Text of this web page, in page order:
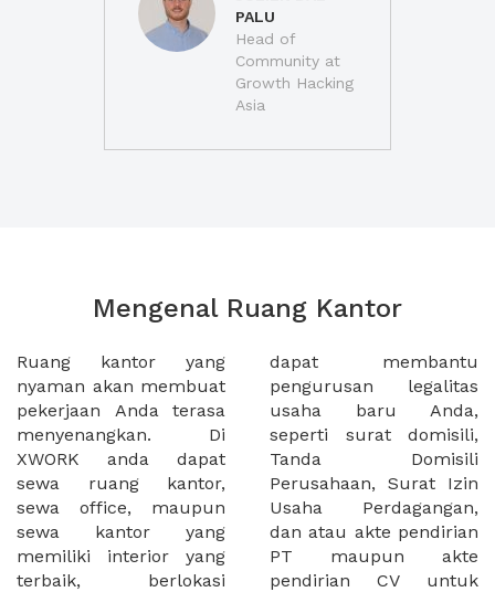
PALU
Head of
Community at
Growth Hacking
Asia
Mengenal Ruang Kantor
Ruang kantor yang
nyaman akan membuat
pekerjaan Anda terasa
menyenangkan. Di
XWORK anda dapat
sewa ruang kantor,
sewa office, maupun
sewa kantor yang
memiliki interior yang
terbaik, berlokasi
dapat membantu
pengurusan legalitas
usaha baru Anda,
seperti surat domisili,
Tanda Domisili
Perusahaan, Surat Izin
Usaha Perdagangan,
dan atau akte pendirian
PT maupun akte
pendirian CV untuk